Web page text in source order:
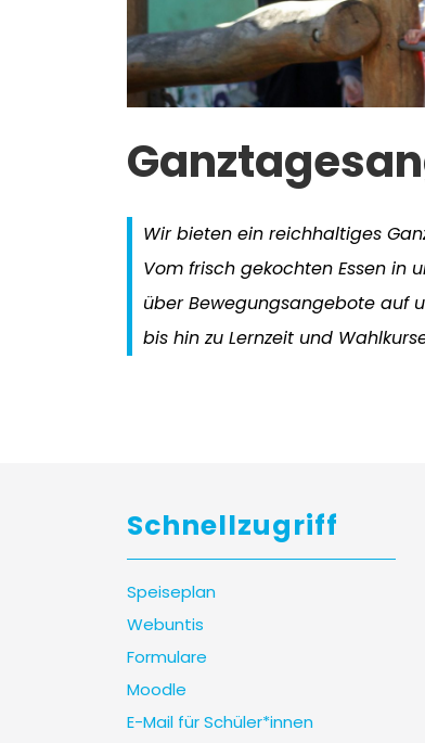
Wir bieten ein reichhaltiges
Vom frisch gekochten Essen in
über Bewegungsangebote auf
bis hin zu Lernzeit und
Schnellzugriff
Speiseplan
Webuntis
Formulare
Moodle
E-Mail für Schüler*innen